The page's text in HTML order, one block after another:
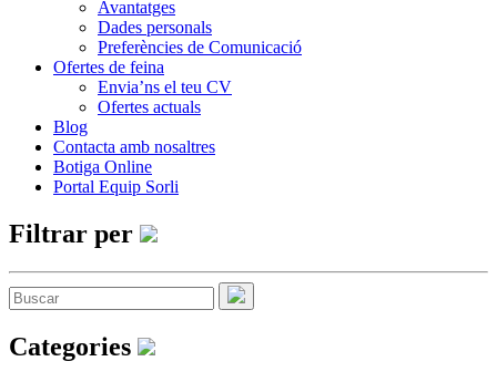
Avantatges
Dades personals
Preferències de Comunicació
Ofertes de feina
Envia’ns el teu CV
Ofertes actuals
Blog
Contacta amb nosaltres
Botiga Online
Portal Equip Sorli
Filtrar per
Categories